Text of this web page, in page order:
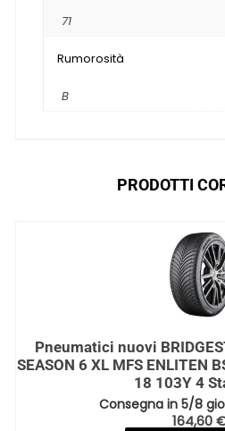
71
Rumorosità
B
PRODOTTI
Pneumatici nuovi
SEASON 6 XL MFS ENLITEN
18 103Y 4
Consegna in 5/8
164,60